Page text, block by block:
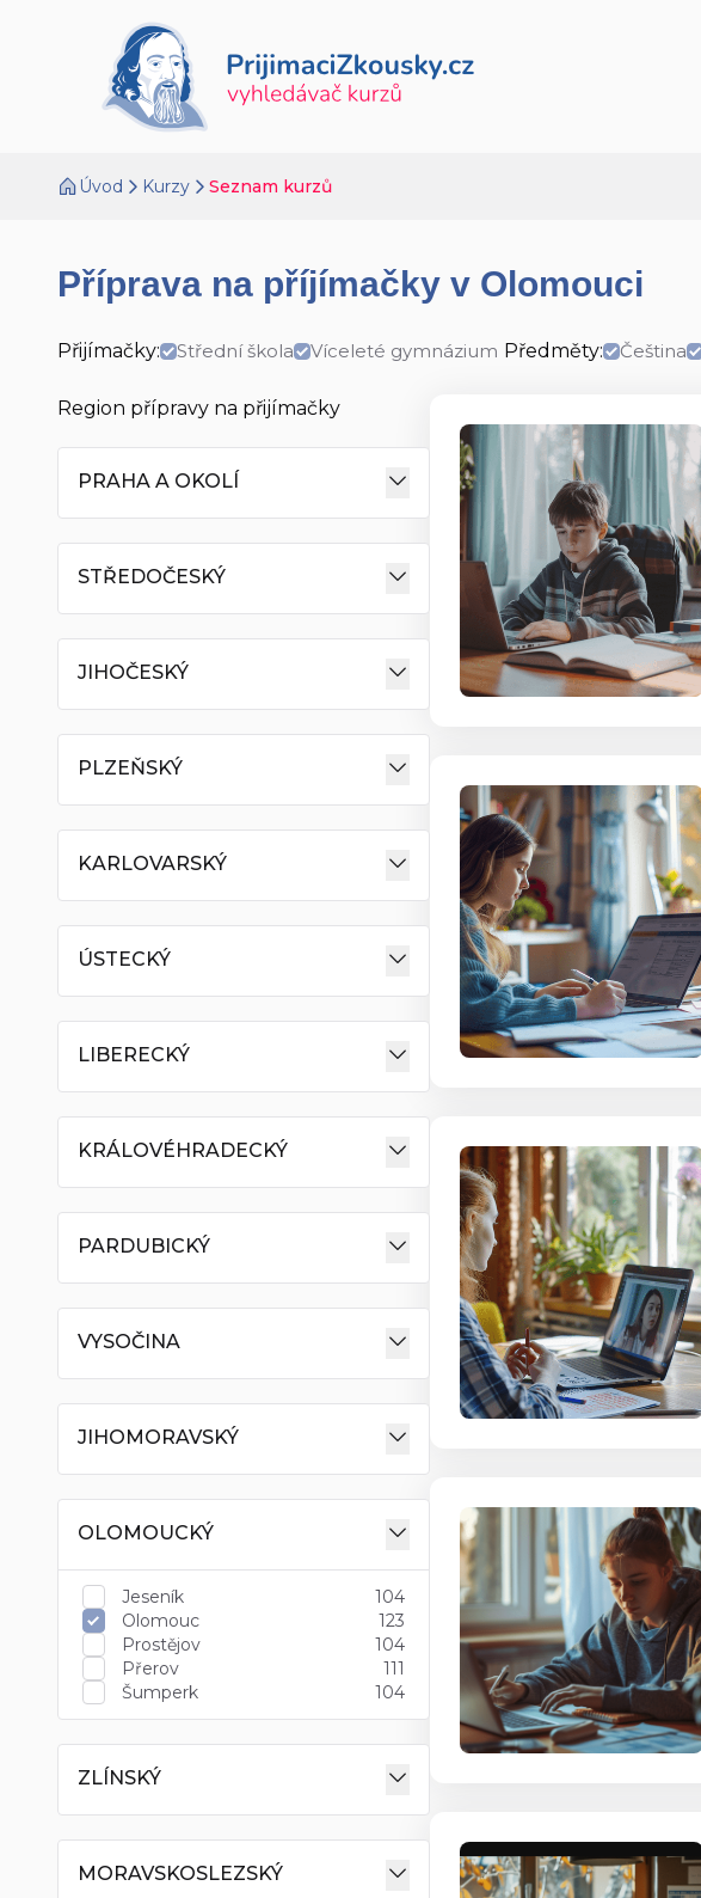
Úvod Kurzy Seznam kurzů
Příprava na příjímačky v Olomouci
Přijímačky: Střední škola Víceleté gymnázium Předměty: Čeština
Region přípravy na přijímačky
PRAHA A OKOLÍ
STŘEDOČESKÝ
JIHOČESKÝ
PLZEŇSKÝ
KARLOVARSKÝ
ÚSTECKÝ
LIBERECKÝ
KRÁLOVÉHRADECKÝ
PARDUBICKÝ
VYSOČINA
JIHOMORAVSKÝ
OLOMOUCKÝ
Jeseník
104
Olomouc
123
Prostějov
104
Přerov
111
Šumperk
104
ZLÍNSKÝ
MORAVSKOSLEZSKÝ